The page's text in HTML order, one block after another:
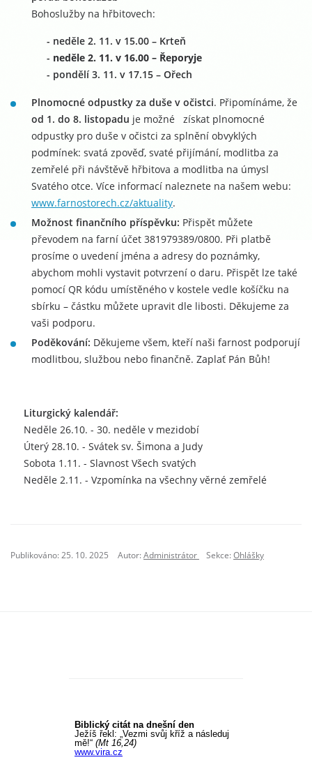
Bohoslužby na hřbitovech:
- neděle 2. 11. v 15.00 – Krteň
- ​ neděle 2. 11. v 16.00 – Řeporyje
- pondělí 3. 11. v 17.15 – Ořech
Plnomocné odpustky za duše v očistci. Připomínáme, že
od 1. do 8. listopadu je možné získat plnomocné
odpustky pro duše v očistci za splnění obvyklých
podmínek: svatá zpověď, svaté přijímání, modlitba za
zemřelé při návštěvě hřbitova a modlitba na úmysl
Svatého otce. Více informací naleznete na našem webu:
www.farnostorech.cz/aktuality.
Možnost finančního příspěvku: Přispět můžete
převodem na farní účet 381979389/0800. Při platbě
prosíme o uvedení jména a adresy do poznámky,
abychom mohli vystavit potvrzení o daru. Přispět lze také
pomocí QR kódu umístěného v kostele vedle košíčku na
sbírku – částku můžete upravit dle libosti. Děkujeme za
vaši podporu.
Poděkování: Děkujeme všem, kteří naši farnost podporují
modlitbou, službou nebo finančně. Zaplať Pán Bůh!
Liturgický kalendář:
Neděle 26.10. - 30. neděle v mezidobí
Úterý 28.10. - Svátek sv. Šimona a Judy
Sobota 1.11. - Slavnost Všech svatých
Neděle 2.11. - Vzpomínka na všechny věrné zemřelé
Publikováno: 25. 10. 2025 Autor:Administrátor Sekce:Ohlášky